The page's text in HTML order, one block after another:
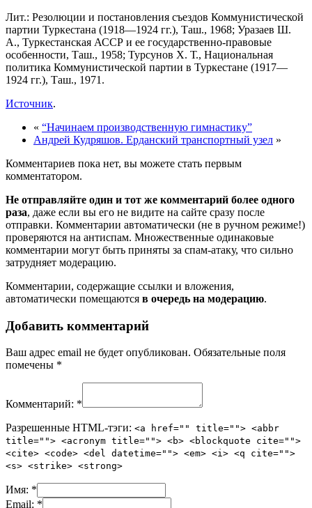
Лит.: Резолюции и постановления съездов Коммунистической
партии Туркестана (1918—1924 гг.), Таш., 1968; Уразаев Ш.
А., Туркестанская АССР и ее государственно-правовые
особенности, Таш., 1958; Турсунов Х. Т., Национальная
политика Коммунистической партии в Туркестане (1917—
1924 гг.), Таш., 1971.
Источник.
« “Начинаем производственную гимнастику”
Андрей Кудряшов. Ерданский транспортный узел »
Комментариев пока нет, вы можете стать первым
комментатором.
Не отправляйте один и тот же комментарий более одного
раза, даже если вы его не видите на сайте сразу после
отправки. Комментарии автоматически (не в ручном режиме!)
проверяются на антиспам. Множественные одинаковые
комментарии могут быть приняты за спам-атаку, что сильно
затрудняет модерацию.
Комментарии, содержащие ссылки и вложения,
автоматически помещаются в очередь на модерацию.
Добавить комментарий
Ваш адрес email не будет опубликован. Обязательные поля
помечены *
Комментарий: *
Разрешенные HTML-тэги: <a href="" title=""> <abbr
title=""> <acronym title=""> <b> <blockquote cite="">
<cite> <code> <del datetime=""> <em> <i> <q cite="">
<s> <strike> <strong>
Имя: *
Email: *